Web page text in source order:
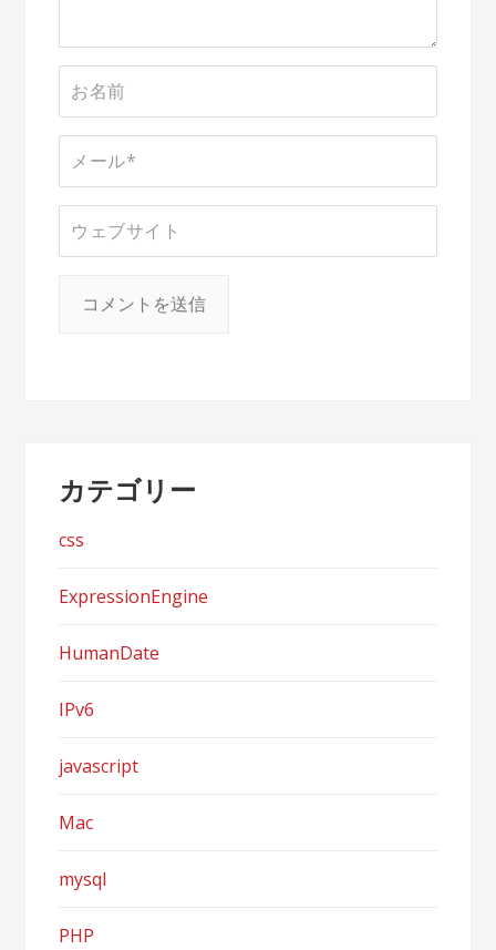
カテゴリー
css
ExpressionEngine
HumanDate
IPv6
javascript
Mac
mysql
PHP